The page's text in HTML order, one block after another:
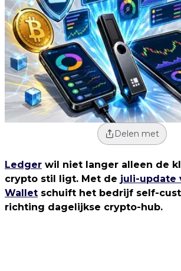
Delen met
Ledger wil niet langer alleen de
crypto stil ligt. Met de juli-update
Wallet schuift het bedrijf self-
richting dagelijkse crypto-hub.